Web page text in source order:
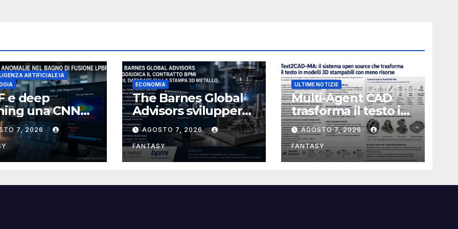
ARTIFICIALE IA
e deep
una CNN
le
del bagno
7, 2026
ECONOMIA
The Barnes Global
Advisors svilupperà
per BPMI un
database per la
stampa 3D
metallica destinata
statunitense
AGOSTO 7, 2026
FANTASY
ULTIME NOTIZIE
Multi-Agent CAD
trasforma il testo in
CAD usando 116
volte meno token
AGOSTO 7, 2026
FANTASY